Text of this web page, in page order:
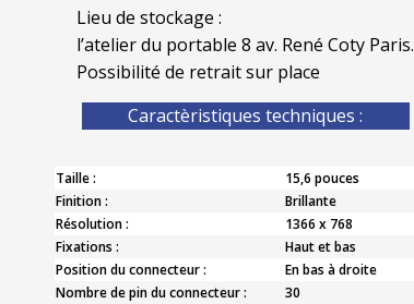
Lieu de stockage :
l’atelier du portable 8 av. René Coty Paris.
Possibilité de retrait sur place
Caractèristiques techniques :
Taille :
15,6 pouces
Finition :
Brillante
Résolution :
1366 x 768
Fixations :
Haut et bas
Position du connecteur :
En bas à droite
Nombre de pin du connecteur :
30